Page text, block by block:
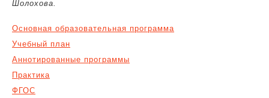
Шолохова.
Основная образовательная программа
Учебный план
Аннотированные программы
Практика
ФГОС